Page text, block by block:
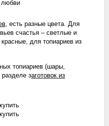
, есть разные цвета. Для
счастья – светлые и
для топиариев из
топиариев (шары,
заготовок из